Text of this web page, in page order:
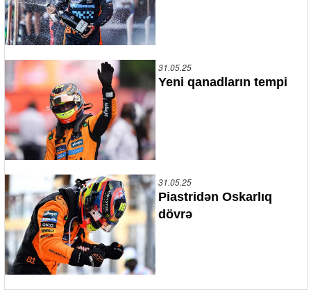
31.05.25
Yeni qanadların tempi
31.05.25
Piastridən Oskarlıq
dövrə